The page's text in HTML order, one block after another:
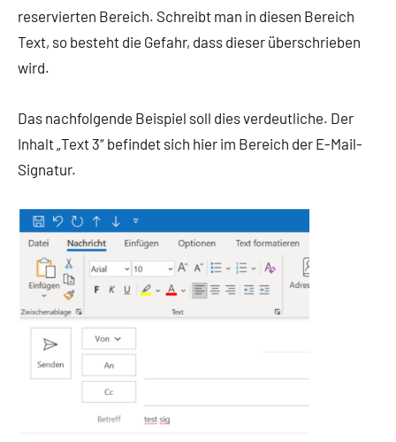
reservierten Bereich. Schreibt man in diesen Bereich
Text, so besteht die Gefahr, dass dieser überschrieben
wird.
Das nachfolgende Beispiel soll dies verdeutliche. Der
Inhalt „Text 3“ befindet sich hier im Bereich der E-Mail-
Signatur.